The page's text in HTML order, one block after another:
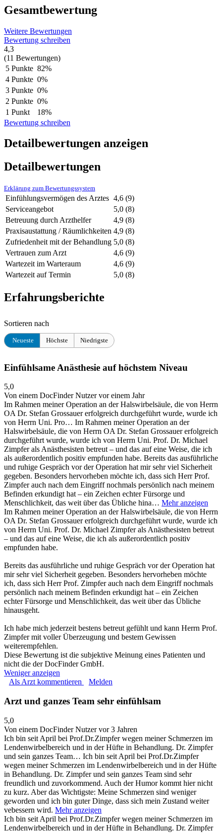
Gesamtbewertung
Weitere Bewertungen
Bewertung schreiben
4,3
(11 Bewertungen)
5 Punkte 82%
4 Punkte 0%
3 Punkte 0%
2 Punkte 0%
1 Punkt
18%
Bewertung schreiben
Detailbewertungen anzeigen
Detailbewertungen
Erklärung zum Bewertungssystem
Einfühlungsvermögen des Arztes 4,6 (9)
Serviceangebot
5,0 (8)
Betreuung durch Arzthelfer
4,9 (8)
Praxisaustattung / Räumlichkeiten 4,9 (8)
Zufriedenheit mit der Behandlung 5,0 (8)
Vertrauen zum Arzt
4,6 (9)
Wartezeit im Warteraum
4,6 (9)
Wartezeit auf Termin
5,0 (8)
Erfahrungsberichte
Sortieren nach
Neueste Höchste Niedrigste
Einfühlsame Anästhesie auf höchstem Niveau
5,0
Von einem DocFinder Nutzervor einem Jahr
Im Rahmen meiner Operation an der Halswirbelsäule, die von Herrn
OA Dr. Stefan Grossauer erfolgreich durchgeführt wurde, wurde ich
von Herrn Uni. Pro… Im Rahmen meiner Operation an der
Halswirbelsäule, die von Herrn OA Dr. Stefan Grossauer erfolgreich
durchgeführt wurde, wurde ich von Herrn Uni. Prof. Dr. Michael
Zimpfer als Anästhesisten betreut – und das auf eine Weise, die ich
als außerordentlich positiv empfunden habe. Bereits das ausführliche
und ruhige Gespräch vor der Operation hat mir sehr viel Sicherheit
gegeben. Besonders hervorheben möchte ich, dass sich Herr Prof.
Zimpfer auch nach dem Eingriff nochmals persönlich nach meinem
Befinden erkundigt hat – ein Zeichen echter Fürsorge und
Menschlichkeit, das weit über das Übliche hina… Mehr anzeigen
Im Rahmen meiner Operation an der Halswirbelsäule, die von Herrn
OA Dr. Stefan Grossauer erfolgreich durchgeführt wurde, wurde ich
von Herrn Uni. Prof. Dr. Michael Zimpfer als Anästhesisten betreut
– und das auf eine Weise, die ich als außerordentlich positiv
empfunden habe.
Bereits das ausführliche und ruhige Gespräch vor der Operation hat
mir sehr viel Sicherheit gegeben. Besonders hervorheben möchte
ich, dass sich Herr Prof. Zimpfer auch nach dem Eingriff nochmals
persönlich nach meinem Befinden erkundigt hat – ein Zeichen
echter Fürsorge und Menschlichkeit, das weit über das Übliche
hinausgeht.
Ich habe mich jederzeit bestens betreut gefühlt und kann Herrn Prof.
Zimpfer mit voller Überzeugung und bestem Gewissen
weiterempfehlen.
Diese Bewertung ist die subjektive Meinung eines Patienten und
nicht die der DocFinder GmbH.
Weniger anzeigen
Als Arzt kommentieren
Melden
Arzt und ganzes Team sehr einfühlsam
5,0
Von einem DocFinder Nutzervor 3 Jahren
Ich bin seit April bei Prof.Dr.Zimpfer wegen meiner Schmerzen im
Lendenwirbelbereich und in der Hüfte in Behandlung. Dr. Zimpfer
und sein ganzes Team… Ich bin seit April bei Prof.Dr.Zimpfer
wegen meiner Schmerzen im Lendenwirbelbereich und in der Hüfte
in Behandlung. Dr. Zimpfer und sein ganzes Team sind sehr
freundlich und zuvorkommend. Auch der Humor kommt hier nicht
zu kurz. Aber das Wichtigste: Meine Schmerzen sind weniger
geworden und ich bin guter Dinge, dass sich mein Zustand weiter
vebessern wird. Mehr anzeigen
Ich bin seit April bei Prof.Dr.Zimpfer wegen meiner Schmerzen im
Lendenwirbelbereich und in der Hüfte in Behandlung. Dr. Zimpfer